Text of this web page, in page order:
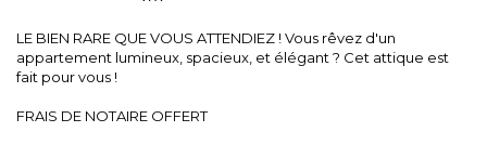
LE BIEN RARE QUE VOUS ATTENDIEZ ! Vous rêvez d'un
appartement lumineux, spacieux, et élégant ? Cet attique est
fait pour vous !
FRAIS DE NOTAIRE OFFERT